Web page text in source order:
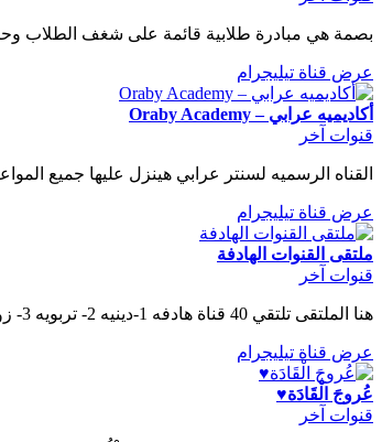
بصمة هي مبادرة طلابية قائمة على شغف الطلاب
عرض قناة تيليجرام
أكاديميه عرابي – Oraby Academy
قنوات آخر
القناه الرسميه لسنتر عرابي هينزل عليها جميع
عرض قناة تيليجرام
ملتقى القنوات الهادفة
قنوات آخر
هنا الملتقى تلتقي 40 قناة هادفه 1-دينيه 2- تربويه 3- زوجيه 4-طبيه 5- بطاقات دعوية 6- وصفات الطبخ العربية 7-مقاطع فيديو إسلامية و غير ذلك الكثير تجدون كل ما هو...
عرض قناة تيليجرام
عُروجَ الْقَادَة♥️
قنوات آخر